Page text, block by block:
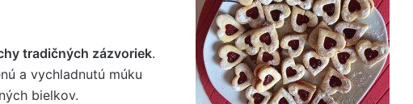
tradičných zázvoriek.
a vychladnutú múku
bielkov.